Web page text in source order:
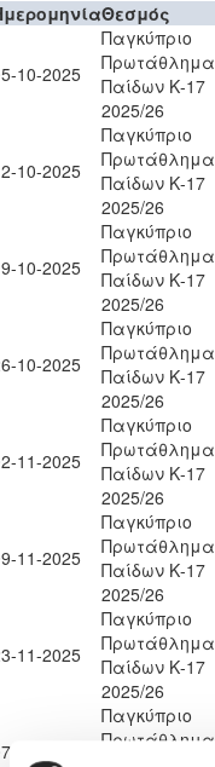
Θεσμός
10-2025
Παγκύπριο
Πρωτάθλημα
Παίδων Κ-17
2025/26
10-2025
Παγκύπριο
Πρωτάθλημα
Παίδων Κ-17
2025/26
10-2025
Παγκύπριο
Πρωτάθλημα
Παίδων Κ-17
2025/26
10-2025
Παγκύπριο
Πρωτάθλημα
Παίδων Κ-17
2025/26
11-2025
Παγκύπριο
Πρωτάθλημα
Παίδων Κ-17
2025/26
11-2025
Παγκύπριο
Πρωτάθλημα
Παίδων Κ-17
2025/26
11-2025
Παγκύπριο
Πρωτάθλημα
Παίδων Κ-17
2025/26
12-2025
Παγκύπριο
Πρωτάθλημα